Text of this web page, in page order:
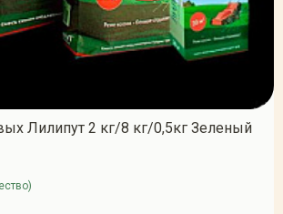
Лилипут 2 кг/8 кг/0,5кг Зеленый